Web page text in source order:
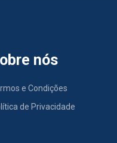
nós
e Condições
de Privacidade